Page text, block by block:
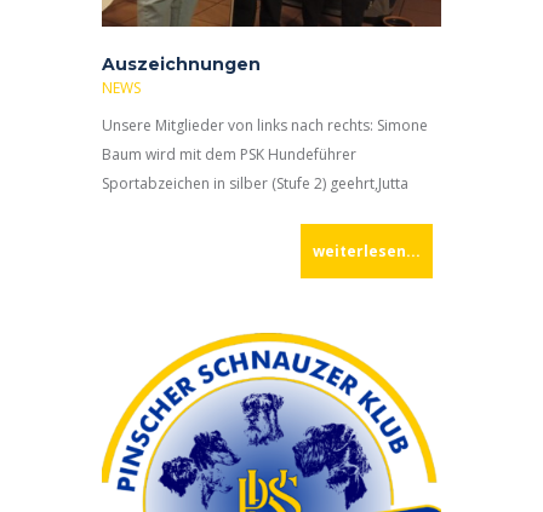
Auszeichnungen
NEWS
Unsere Mitglieder von links nach rechts: Simone
Baum wird mit dem PSK Hundeführer
Sportabzeichen in silber (Stufe 2) geehrt,Jutta
weiterlesen...